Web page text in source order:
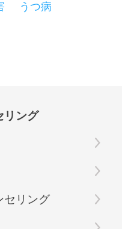
うつ病
リング
セリング